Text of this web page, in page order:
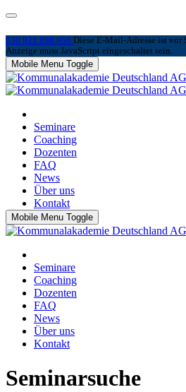
030 921 098 050 Diese E-Mail-Adresse ist vor
Anzeige muss JavaScript eingeschaltet sein.
Mobile Menu Toggle
Seminare
Coaching
Dozenten
FAQ
News
Über uns
Kontakt
Mobile Menu Toggle
Seminare
Coaching
Dozenten
FAQ
News
Über uns
Kontakt
Seminarsuche